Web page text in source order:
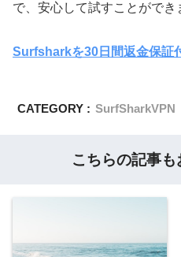
で、安心して試すことができ
Surfsharkを30日間返金保証
CATEGORY : SurfSharkVPN
こちらの記事も